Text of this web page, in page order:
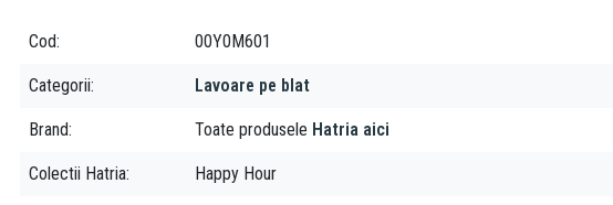
Cod 00Y0M601
Categorii Lavoare pe blat
Brand Toate produsele Hatria aici
Colectii Hatria Happy Hour